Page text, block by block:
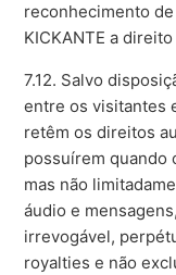
reconhecimento
KICKANTE a
7.12. Salvo
entre os visitantes
retêm os direitos
possuírem quando
mas não
áudio e
irrevogável,
royalties e não